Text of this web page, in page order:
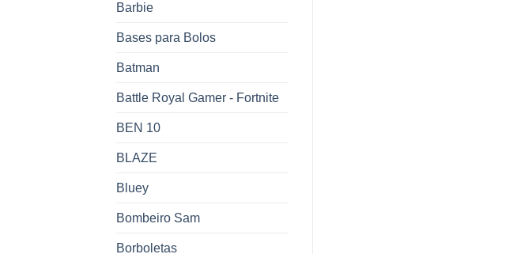
Barbie
Bases para Bolos
Batman
Battle Royal Gamer - Fortnite
BEN 10
BLAZE
Bluey
Bombeiro Sam
Borboletas